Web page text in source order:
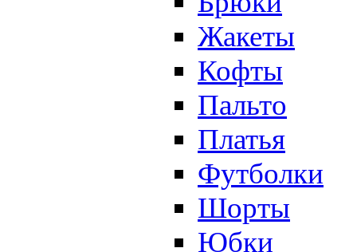
Жакеты
Кофты
Пальто
Платья
Футболки
Шорты
Юбки